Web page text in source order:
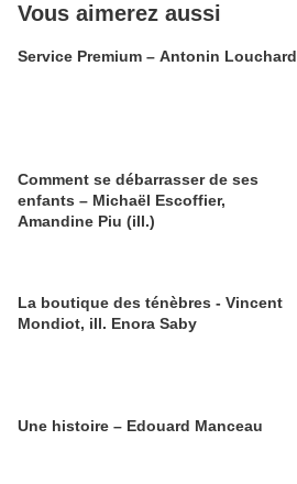
Vous aimerez aussi
Service Premium – Antonin Louchard
Comment se débarrasser de ses
enfants – Michaël Escoffier,
Amandine Piu (ill.)
La boutique des ténèbres - Vincent
Mondiot, ill. Enora Saby
Une histoire – Edouard Manceau